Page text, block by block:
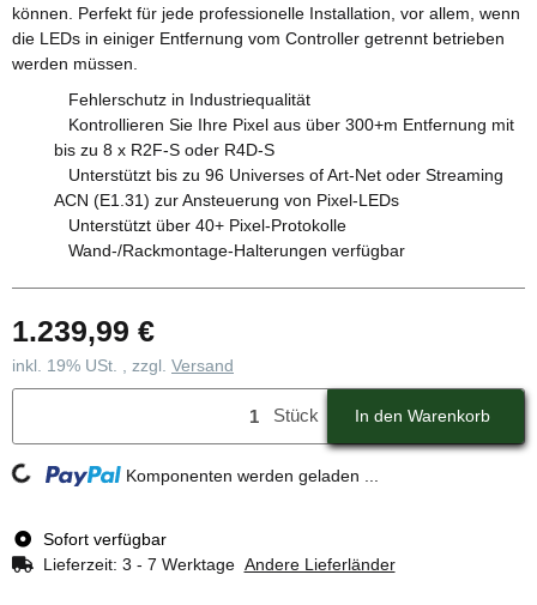
können. Perfekt für jede professionelle Installation, vor allem, wenn
die LEDs in einiger Entfernung vom Controller getrennt betrieben
werden müssen.
Fehlerschutz in Industriequalität
Kontrollieren Sie Ihre Pixel aus über 300+m Entfernung mit
bis zu 8 x R2F-S oder R4D-S
Unterstützt bis zu 96 Universes of Art-Net oder Streaming
ACN (E1.31) zur Ansteuerung von Pixel-LEDs
Unterstützt über 40+ Pixel-Protokolle
Wand-/Rackmontage-Halterungen verfügbar
1.239,99 €
inkl. 19% USt. , zzgl. Versand
Stück In den Warenkorb
Komponenten werden geladen ...
Sofort verfügbar
Lieferzeit: 3 - 7 Werktage Andere Lieferländer